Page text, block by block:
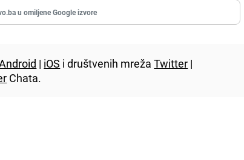
u omiljene Google izvore
| iOS i društvenih mrežaTwitter |
Chata.